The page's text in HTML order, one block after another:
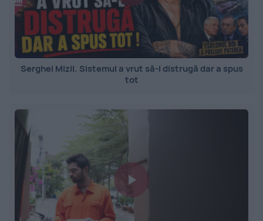
Serghei Mizil. Sistemul a vrut să-l distrugă dar a spus
tot